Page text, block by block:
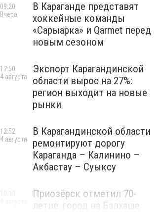
В Караганде представят
хоккейные команды
«Сарыарка» и Qarmet перед
новым сезоном
09:20
Вчера
Экспорт Карагандинской
области вырос на 27%:
регион выходит на новые
рынки
17:50
4 августа
В Карагандинской области
ремонтируют дорогу
Караганда – Калинино –
Акбастау – Суыксу
12:52
4 августа
Приозёрск отметил 70-
летие: город на Балхаше